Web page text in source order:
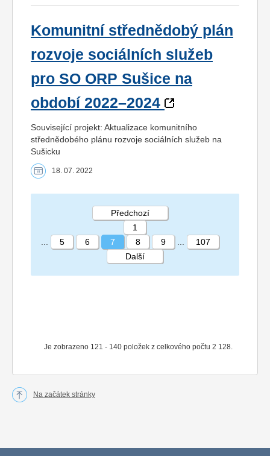
Komunitní střednědobý plán
rozvoje sociálních služeb
pro SO ORP Sušice na
období 2022–2024
Související projekt: Aktualizace komunitního
střednědobého plánu rozvoje sociálních služeb na
Sušicku
18. 07. 2022
STRÁNKA 7 107
Je zobrazeno 121 - 140 položek z celkového počtu 2 128.
Předchozí
1
5 6 7 8 9
107
Další
Na začátek stránky